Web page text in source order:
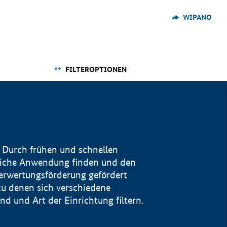
WIPANO
FILTEROPTIONEN
frühen und schnellen
Anwendung finden und den
gefördert
denen sich verschiedene
und Art der Einrichtung filtern.